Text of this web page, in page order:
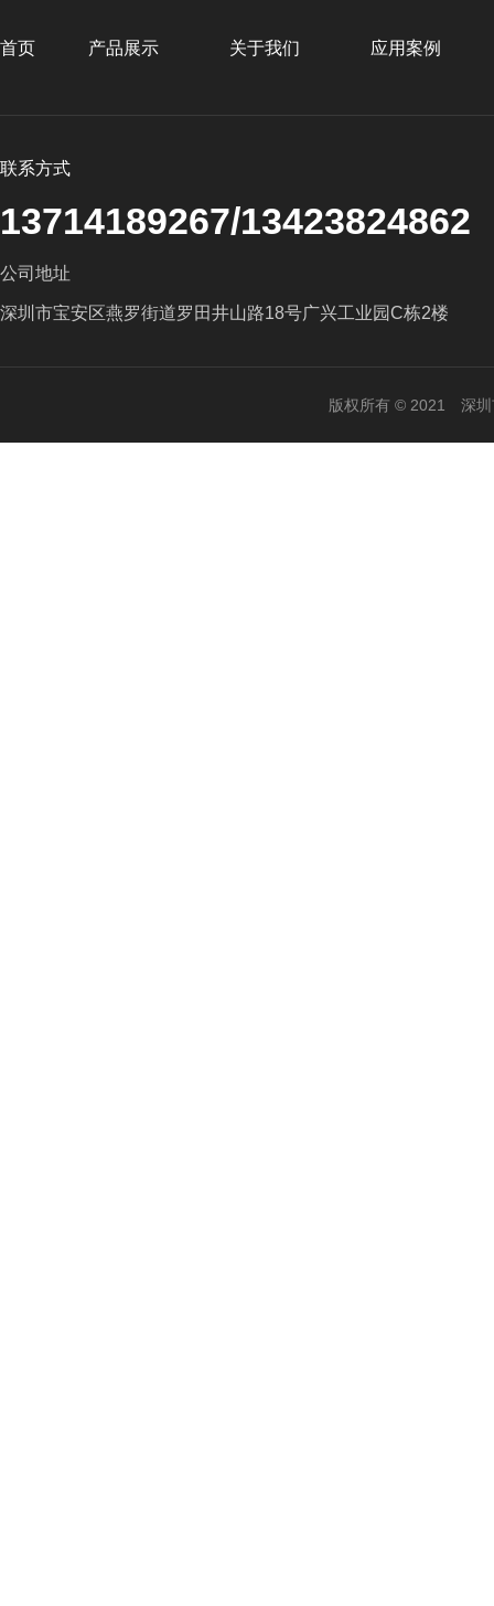
首页 产品展示 关于我们 应用案例
联系方式
13714189267/13423824862
公司地址
深圳市宝安区燕罗街道罗田井山路18号广兴工业园C栋2楼
版权所有 © 2021 深